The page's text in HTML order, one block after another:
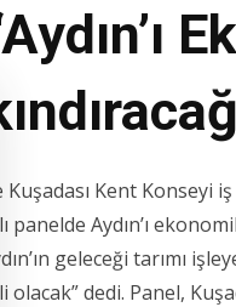
Kent Konseyi
Aydın’ı
geleceği tarımı
dedi. Panel,